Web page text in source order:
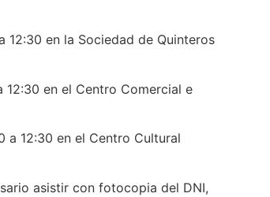
12:30 en la Sociedad de Quinteros
en el Centro Comercial e
a 12:30 en el Centro Cultural
asistir con fotocopia del DNI,